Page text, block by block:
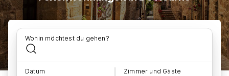
Wohin möchtest du gehen?
Datum Zimmer und Gäste